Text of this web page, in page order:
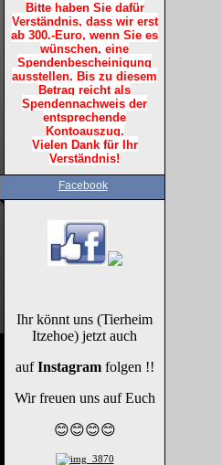
Bitte haben Sie dafür
Verständnis, dass wir erst
ab 300.-Euro, wenn Sie es
wünschen, eine
Spendenbescheinigung
ausstellen. Bis zu diesem
Betrag reicht als
Spendennachweis der
entsprechende
Kontoauszug.
Vielen Dank für Ihr
Verständnis!
Facebook
Ihr könnt uns (Tierheim
Itzehoe) jetzt auch
aufInstagramfolgen !!
Wir freuen uns auf Euch
😊😊😊😊